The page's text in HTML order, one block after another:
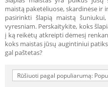
maistą paketėliuose, skardinėse ir
pasirinkti šlapią maistą
vyresniam. Perskaitykite, koks
į ką reikėtų atkreipti dėmesį
koks maistas jūsų augintiniui
gal paštetas?
Rūšiuoti pagal populiarumą: